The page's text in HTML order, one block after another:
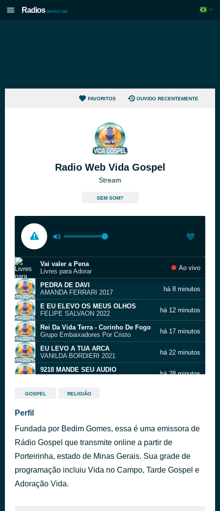
Radios aovivo.net
FAVORITOS OUVIDO RECENTEMENTE
Radio Web Vida Gospel
Stream
SEM SOM?
Vai valer a Pena
Livres para Adorar
Ao vivo
PEDRA DE DAVI
AMANDA FERRARI 2017
há 8 minutos
E EU ELEVO OS MEUS OLHOS
FELIPE SALVAON 2022
há 12 minutos
Rei Da Vida Terra - Corinho De Fogo
Grupo Embaixadores Por Cristo
há 17 minutos
EU LEVO A TUA ARCA
VANILDA BORDIERI 2021
há 22 minutos
9218 MANDE SEU AUDIO
há 28 minutos
SANTO
DOMINIO E PODER
CATIA SANTOS 2005
Sopra Espírito
Ludmila Ferber
há 47 minutos
GOSPEL RELIGIÃO
Perfil
Fundada por Bedim Gomes, essa é uma emissora de
Rádio Gospel que transmite online a partir de
Porteirinha, estado de Minas Gerais. Sua grade de
programação incluiu Vida no Campo, Tarde Gospel e
Adoração Vida.